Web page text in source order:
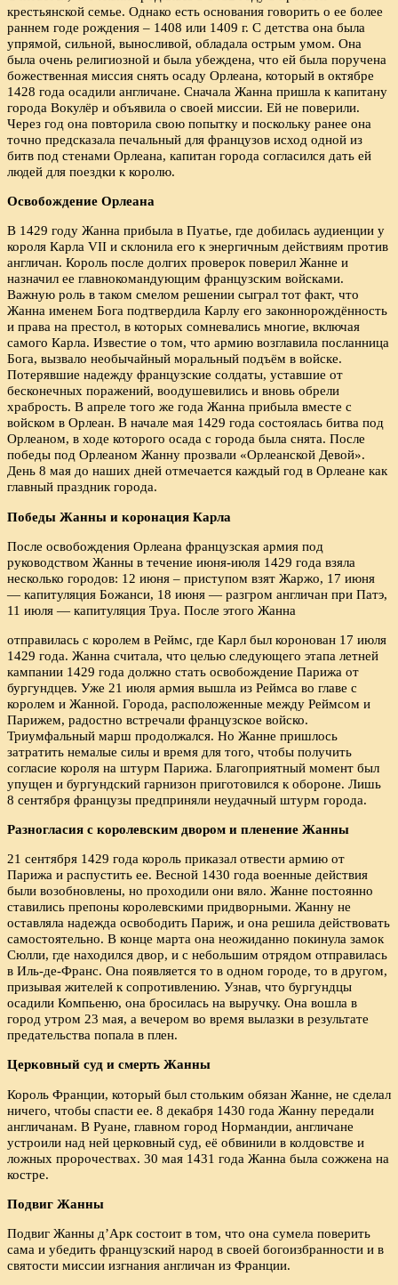
крестьянской семье. Однако есть основания говорить о ее более
раннем годе рождения – 1408 или 1409 г. С детства она была
упрямой, сильной, выносливой, обладала острым умом. Она
была очень религиозной и была убеждена, что ей была поручена
божественная миссия снять осаду Орлеана, который в октябре
1428 года осадили англичане. Сначала Жанна пришла к капитану
города Вокулёр и объявила о своей миссии. Ей не поверили.
Через год она повторила свою попытку и поскольку ранее она
точно предсказала печальный для французов исход одной из
битв под стенами Орлеана, капитан города согласился дать ей
людей для поездки к королю.
Освобождение Орлеана
В 1429 году Жанна прибыла в Пуатье, где добилась аудиенции у
короля Карла VII и склонила его к энергичным действиям против
англичан. Король после долгих проверок поверил Жанне и
назначил ее главнокомандующим французским войсками.
Важную роль в таком смелом решении сыграл тот факт, что
Жанна именем Бога подтвердила Карлу его законнорождённость
и права на престол, в которых сомневались многие, включая
самого Карла. Известие о том, что армию возглавила посланница
Бога, вызвало необычайный моральный подъём в войске.
Потерявшие надежду французские солдаты, уставшие от
бесконечных поражений, воодушевились и вновь обрели
храбрость. В апреле того же года Жанна прибыла вместе с
войском в Орлеан. В начале мая 1429 года состоялась битва под
Орлеаном, в ходе которого осада с города была снята. После
победы под Орлеаном Жанну прозвали «Орлеанской Девой».
День 8 мая до наших дней отмечается каждый год в Орлеане как
главный праздник города.
Победы Жанны и коронация Карла
После освобождения Орлеана французская армия под
руководством Жанны в течение июня-июля 1429 года взяла
несколько городов: 12 июня – приступом взят Жаржо, 17 июня
— капитуляция Божанси, 18 июня — разгром англичан при Патэ,
11 июля — капитуляция Труа. После этого Жанна
отправилась с королем в Реймс, где Карл был коронован 17 июля
1429 года. Жанна считала, что целью следующего этапа летней
кампании 1429 года должно стать освобождение Парижа от
бургундцев. Уже 21 июля армия вышла из Реймса во главе с
королем и Жанной. Города, расположенные между Реймсом и
Парижем, радостно встречали французское войско.
Триумфальный марш продолжался. Но Жанне пришлось
затратить немалые силы и время для того, чтобы получить
согласие короля на штурм Парижа. Благоприятный момент был
упущен и бургундский гарнизон приготовился к обороне. Лишь
8 сентября французы предприняли неудачный штурм города.
Разногласия с королевским двором и пленение Жанны
21 сентября 1429 года король приказал отвести армию от
Парижа и распустить ее. Весной 1430 года военные действия
были возобновлены, но проходили они вяло. Жанне постоянно
ставились препоны королевскими придворными. Жанну не
оставляла надежда освободить Париж, и она решила действовать
самостоятельно. В конце марта она неожиданно покинула замок
Сюлли, где находился двор, и с небольшим отрядом отправилась
в Иль-де-Франс. Она появляется то в одном городе, то в другом,
призывая жителей к сопротивлению. Узнав, что бургундцы
осадили Компьеню, она бросилась на выручку. Она вошла в
город утром 23 мая, а вечером во время вылазки в результате
предательства попала в плен.
Церковный суд и смерть Жанны
Король Франции, который был стольким обязан Жанне, не сделал
ничего, чтобы спасти ее. 8 декабря 1430 года Жанну передали
англичанам. В Руане, главном город Нормандии, англичане
устроили над ней церковный суд, её обвинили в колдовстве и
ложных пророчествах. 30 мая 1431 года Жанна была сожжена на
костре.
Подвиг Жанны
Подвиг Жанны д’Арк состоит в том, что она сумела поверить
сама и убедить французский народ в своей богоизбранности и в
святости миссии изгнания англичан из Франции.